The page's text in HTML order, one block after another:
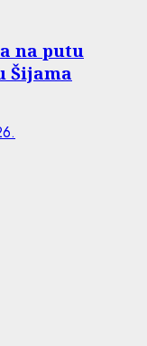
na putu
Šijama